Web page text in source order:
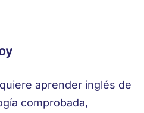
aprender inglés de
comprobada,